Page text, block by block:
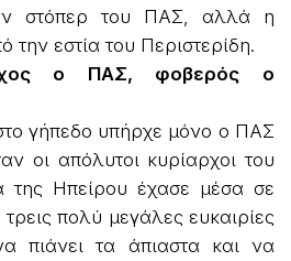
στόπερ του ΠΑΣ, αλλά η
εστία του Περιστερίδη.
ο ΠΑΣ, φοβερός ο
γήπεδο υπήρχε μόνο ο ΠΑΣ
οι απόλυτοι κυρίαρχοι του
της Ηπείρου έχασε μέσα σε
πολύ μεγάλες ευκαιρίες
πιάνει τα άπιαστα και να